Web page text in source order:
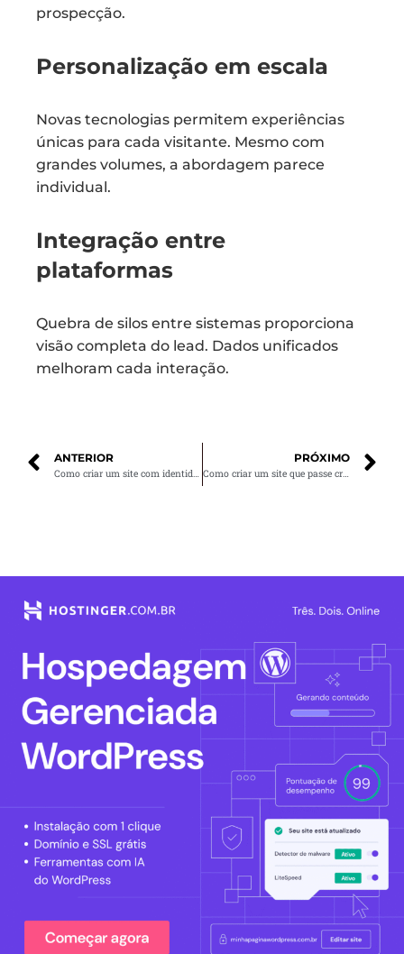
prospecção.
Personalização em escala
Novas tecnologias permitem experiências
únicas para cada visitante. Mesmo com
grandes volumes, a abordagem parece
individual.
Integração entre
plataformas
Quebra de silos entre sistemas proporciona
visão completa do lead. Dados unificados
melhoram cada interação.
ANTERIOR PRÓXIMO
Como criar um site que passe credibilidade para seu público